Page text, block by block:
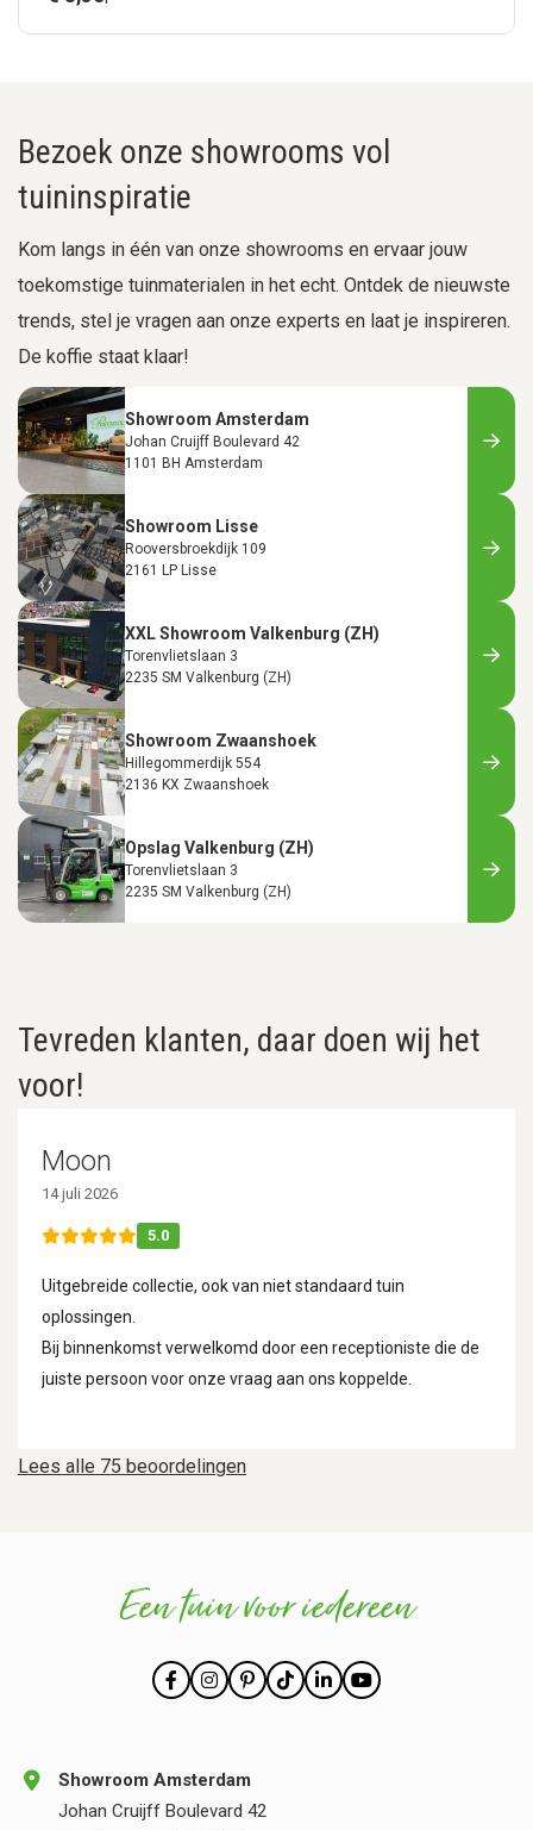
Bezoek onze showrooms vol
tuininspiratie
Kom langs in één van onze showrooms en ervaar jouw
toekomstige tuinmaterialen in het echt. Ontdek de nieuwste
trends, stel je vragen aan onze experts en laat je inspireren.
De koffie staat klaar!
Showroom Amsterdam
Johan Cruijff Boulevard 42
1101 BH Amsterdam
Showroom Lisse
Rooversbroekdijk 109
2161 LP Lisse
XXL Showroom Valkenburg (ZH)
Torenvlietslaan 3
2235 SM Valkenburg (ZH)
Showroom Zwaanshoek
Hillegommerdijk 554
2136 KX Zwaanshoek
Opslag Valkenburg (ZH)
Torenvlietslaan 3
2235 SM Valkenburg (ZH)
Tevreden klanten, daar doen wij het
voor!
Lees alle 75 beoordelingen
Moon
14 juli 2026
5.0
Uitgebreide collectie, ook van niet standaard tuin
oplossingen.
Bij binnenkomst verwelkomd door een receptioniste die de
juiste persoon voor onze vraag aan ons koppelde.
Een tuin voor iedereen
Showroom Amsterdam
Johan Cruijff Boulevard 42